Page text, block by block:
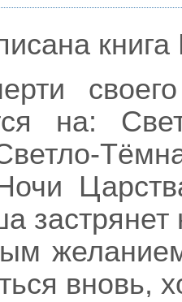
на:
застрянет
вновь,